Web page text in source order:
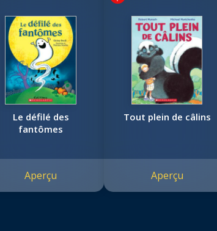
Le défilé des
fantômes
Aperçu
Tout plein de câlins
Aperçu